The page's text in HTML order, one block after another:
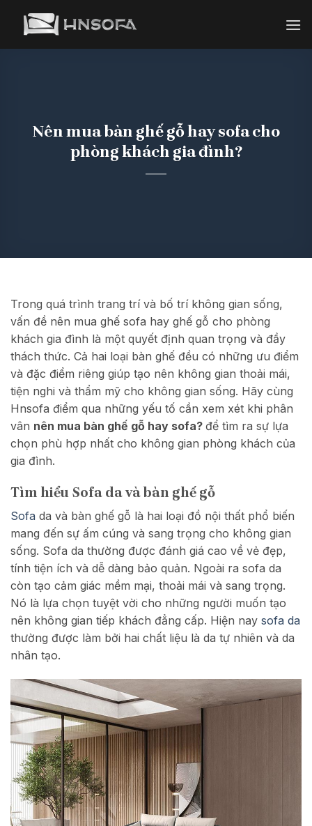
Nên mua bàn ghế gỗ hay sofa cho
phòng khách gia đình?
Trong quá trình trang trí và bố trí không gian sống,
vấn đề nên mua ghế sofa hay ghế gỗ cho phòng
khách gia đình là một quyết định quan trọng và đầy
thách thức. Cả hai loại bàn ghế đều có những ưu điểm
và đặc điểm riêng giúp tạo nên không gian thoải mái,
tiện nghi và thẩm mỹ cho không gian sống. Hãy cùng
Hnsofa điểm qua những yếu tố cần xem xét khi phân
vân nên mua bàn ghế gỗ hay sofa? để tìm ra sự lựa
chọn phù hợp nhất cho không gian phòng khách của
gia đình.
Tìm hiểu Sofa da và bàn ghế gỗ
Sofa da và bàn ghế gỗ là hai loại đồ nội thất phổ biến
mang đến sự ấm cúng và sang trọng cho không gian
sống. Sofa da thường được đánh giá cao về vẻ đẹp,
tính tiện ích và dễ dàng bảo quản. Ngoài ra sofa da
còn tạo cảm giác mềm mại, thoải mái và sang trọng.
Nó là lựa chọn tuyệt vời cho những người muốn tạo
nên không gian tiếp khách đẳng cấp. Hiện nay sofa da
thường được làm bởi hai chất liệu là da tự nhiên và da
nhân tạo.